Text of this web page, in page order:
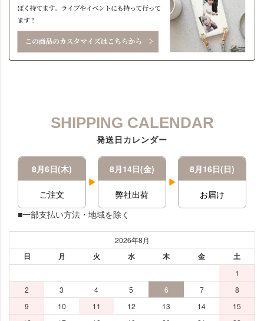
SHIPPING CALENDAR
発送日カレンダー